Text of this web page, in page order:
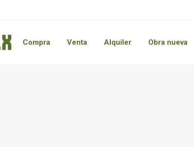
Compra Venta Alquiler Obra nueva